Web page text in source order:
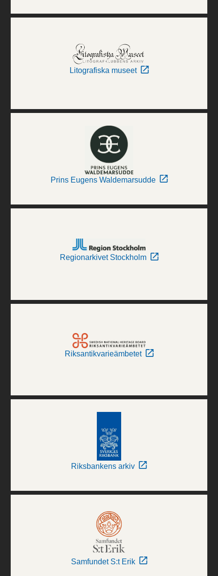
Litografiska museet
Prins Eugens Waldemarsudde
Regionarkivet Stockholm
Riksantikvarieämbetet
Riksbankens arkiv
Samfundet S:t Erik